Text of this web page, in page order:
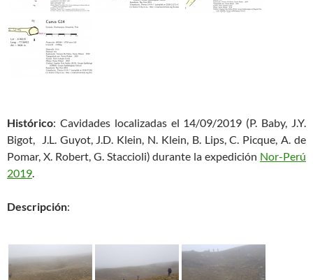
Histórico: Cavidades localizadas el 14/09/2019 (P. Baby, J.Y.
Bigot, J.L. Guyot, J.D. Klein, N. Klein, B. Lips, C. Picque, A. de
Pomar, X. Robert, G. Staccioli) durante la expedición Nor-Perú
2019.
Descripción: